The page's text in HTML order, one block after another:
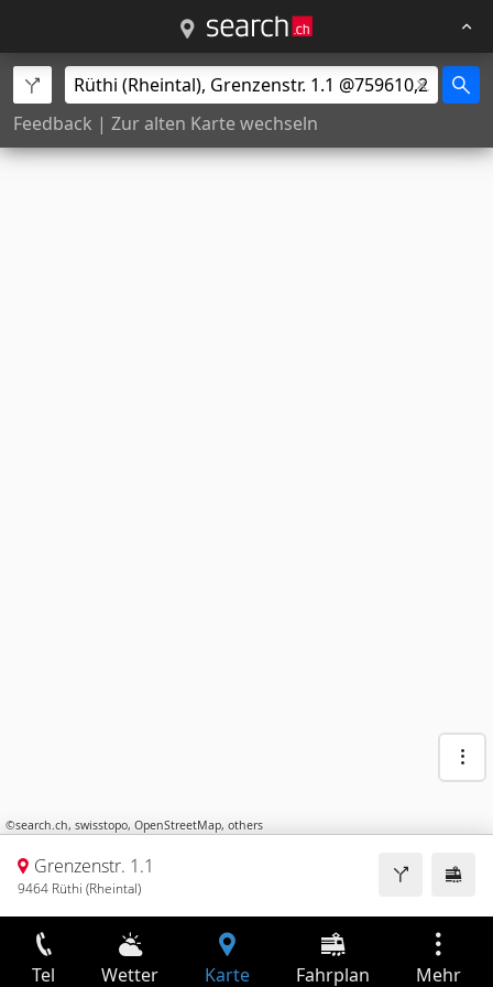
Feedback | Zur alten Karte wechseln
©search.ch, swisstopo, OpenStreetMap, others
Grenzenstr. 1.1
9464 Rüthi (Rheintal)
Tel Wetter Karte Fahrplan Mehr